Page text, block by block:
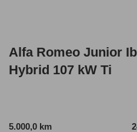
Alfa Romeo Junior
Hybrid 107 kW Ti
5.000,0 km